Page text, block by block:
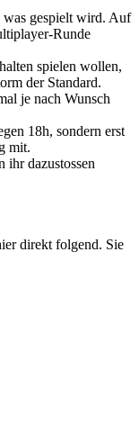
was gespielt wird. Auf
Runde
spielen wollen,
der Standard.
je nach Wunsch
18h, sondern erst
mit.
ihr dazustossen
direkt folgend. Sie